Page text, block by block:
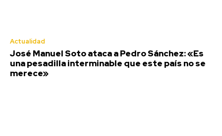
Actualidad
José Manuel Soto ataca a Pedro Sánchez: «Es
una pesadilla interminable que este país no se
merece»